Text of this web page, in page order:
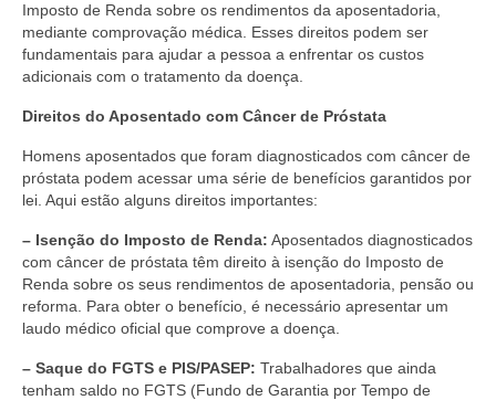
Imposto de Renda sobre os rendimentos da aposentadoria,
mediante comprovação médica. Esses direitos podem ser
fundamentais para ajudar a pessoa a enfrentar os custos
adicionais com o tratamento da doença.
Direitos do Aposentado com Câncer de Próstata
Homens aposentados que foram diagnosticados com câncer de
próstata podem acessar uma série de benefícios garantidos por
lei. Aqui estão alguns direitos importantes:
– Isenção do Imposto de Renda: Aposentados diagnosticados
com câncer de próstata têm direito à isenção do Imposto de
Renda sobre os seus rendimentos de aposentadoria, pensão ou
reforma. Para obter o benefício, é necessário apresentar um
laudo médico oficial que comprove a doença.
– Saque do FGTS e PIS/PASEP: Trabalhadores que ainda
tenham saldo no FGTS (Fundo de Garantia por Tempo de